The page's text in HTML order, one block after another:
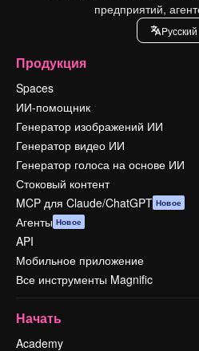
предприятий,
Pусский
Продукция
Spaces
ИИ-помощник
Генератор изображений ИИ
Генератор видео ИИ
Генератор голоса на основе ИИ
Стоковый контент
MCP для Claude/ChatGPT Новое
Агенты Новое
API
Мобильное приложение
Все инструменты Magnific
Начать
Academy